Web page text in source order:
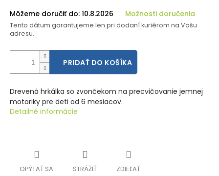
Môžeme doručiť do: 10.8.2026 Možnosti doručenia
Tento dátum garantujeme len pri dodaní kuriérom na Vašu
adresu.
PRIDAŤ DO KOŠÍKA
Drevená hrkálka so zvončekom na precvičovanie jemnej
motoriky pre deti od 6 mesiacov.
Detailné informácie
OPÝTAŤ SA STRÁŽIŤ ZDIEĽAŤ